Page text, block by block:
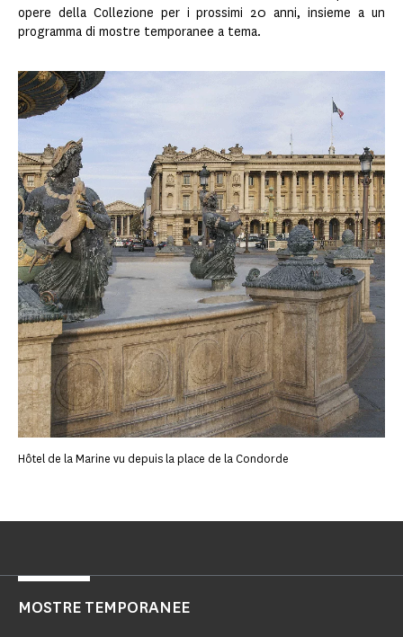
opere della Collezione per i prossimi 20 anni, insieme a un
programma di mostre temporanee a tema.
Hôtel de la Marine vu depuis la place de la Condorde
MOSTRE TEMPORANEE